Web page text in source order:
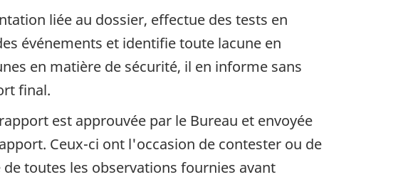
liée au dossier, effectue des tests en
événements et identifie toute lacune en
en matière de sécurité, il en informe sans
final.
est approuvée par le Bureau et envoyée
Ceux-ci ont l'occasion de contester ou de
toutes les observations fournies avant